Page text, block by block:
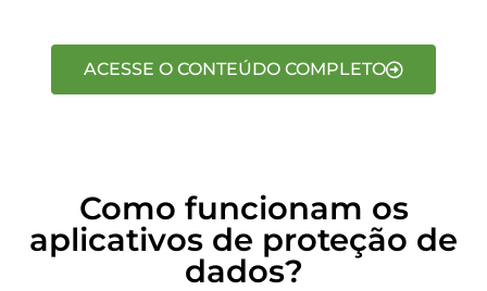
ACESSE O CONTEÚDO COMPLETO
Como funcionam os
aplicativos de proteção de
dados?